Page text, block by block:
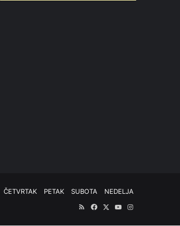
ČETVRTAK PETAK SUBOTA
NEDELJA
RSSFacebook
X YouTubeInstagram